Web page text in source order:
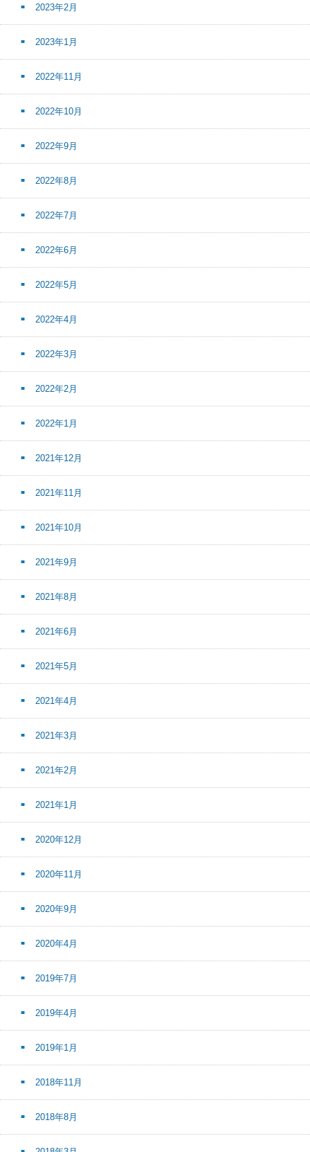
2023年2月
2023年1月
2022年11月
2022年10月
2022年9月
2022年8月
2022年7月
2022年6月
2022年5月
2022年4月
2022年3月
2022年2月
2022年1月
2021年12月
2021年11月
2021年10月
2021年9月
2021年8月
2021年6月
2021年5月
2021年4月
2021年3月
2021年2月
2021年1月
2020年12月
2020年11月
2020年9月
2020年4月
2019年7月
2019年4月
2019年1月
2018年11月
2018年8月